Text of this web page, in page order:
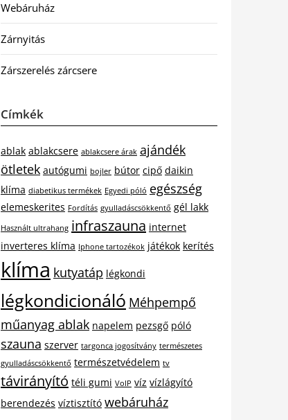
Webáruház
Zárnyitás
Zárszerelés zárcsere
Címkék
ablak ablakcsere ablakcsere árak ajándék
ötletek autógumi bojler bútor cipő daikin
klíma diabetikus termékek Egyedi póló egészség
elemeskerites Fordítás gyulladáscsökkentő gél lakk
Használt ultrahang infraszauna internet
inverteres klíma Iphone tartozékok játékok kerítés
klíma kutyatáp légkondi
légkondicionáló Méhpempő
műanyag ablak napelem pezsgő póló
szauna szerver targonca jogosítvány természetes
gyulladáscsökkentő természetvédelem tv
távirányító téli gumi VoIP víz vízlágyító
berendezés víztisztító webáruház